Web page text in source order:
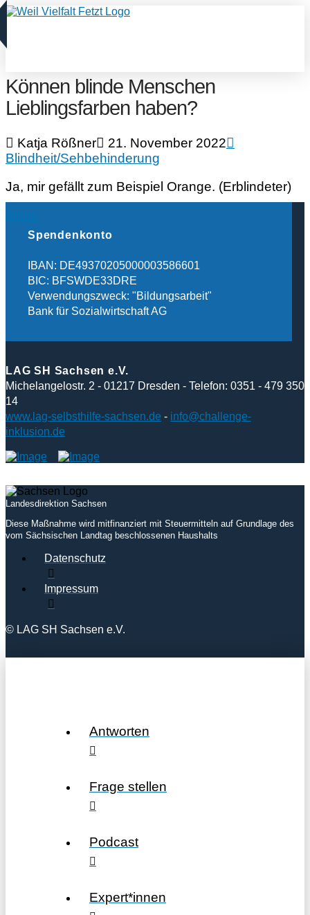
Können blinde Menschen
Lieblingsfarben haben?
Katja Rößner
21. November 2022
Blindheit/Sehbehinderung
Ja, mir gefällt zum Beispiel Orange. (Erblindeter)
Spendenkonto
IBAN: DE49370205000003586601
BIC: BFSWDE33DRE
Verwendungszweck: "Bildungsarbeit"
Bank für Sozialwirtschaft AG
LAG SH Sachsen e.V.
Michelangelostr. 2 - 01217 Dresden - Telefon: 0351 - 479 350
14
www.lag-selbsthilfe-sachsen.de - info@challenge-
inklusion.de
Landesdirektion Sachsen
Diese Maßnahme wird mitfinanziert mit Steuermitteln auf Grundlage des
vom Sächsischen Landtag beschlossenen Haushalts
Datenschutz
Impressum
© LAG SH Sachsen e.V.
Antworten
Frage stellen
Podcast
Expert*innen